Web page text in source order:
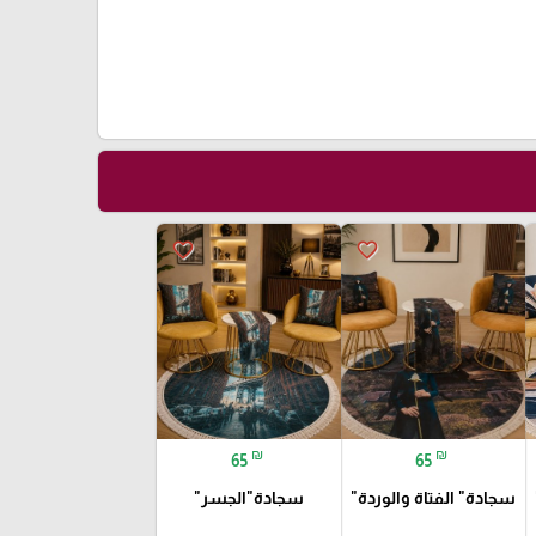
favorite_border
65 ₪
سجادة" الفتاة والوردة"
favorite_border
65 ₪
سجادة"الجسر"